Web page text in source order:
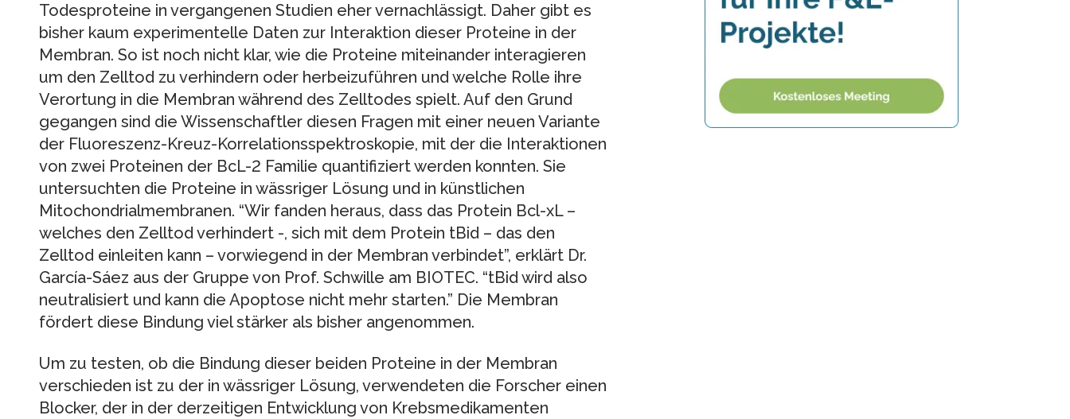
Todesproteine in vergangenen Studien eher vernachlässigt. Daher gibt es
bisher kaum experimentelle Daten zur Interaktion dieser Proteine in der
Membran. So ist noch nicht klar, wie die Proteine miteinander interagieren
um den Zelltod zu verhindern oder herbeizuführen und welche Rolle ihre
Verortung in die Membran während des Zelltodes spielt. Auf den Grund
gegangen sind die Wissenschaftler diesen Fragen mit einer neuen Variante
der Fluoreszenz-Kreuz-Korrelationsspektroskopie, mit der die Interaktionen
von zwei Proteinen der BcL-2 Familie quantifiziert werden konnten. Sie
untersuchten die Proteine in wässriger Lösung und in künstlichen
Mitochondrialmembranen. “Wir fanden heraus, dass das Protein Bcl-xL –
welches den Zelltod verhindert -, sich mit dem Protein tBid – das den
Zelltod einleiten kann – vorwiegend in der Membran verbindet”, erklärt Dr.
García-Sáez aus der Gruppe von Prof. Schwille am BIOTEC. “tBid wird also
neutralisiert und kann die Apoptose nicht mehr starten.” Die Membran
fördert diese Bindung viel stärker als bisher angenommen.
Um zu testen, ob die Bindung dieser beiden Proteine in der Membran
verschieden ist zu der in wässriger Lösung, verwendeten die Forscher einen
Blocker, der in der derzeitigen Entwicklung von Krebsmedikamenten